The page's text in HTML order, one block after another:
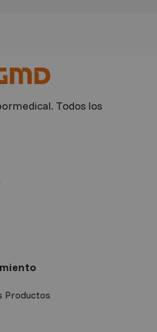
Todos los
Productos